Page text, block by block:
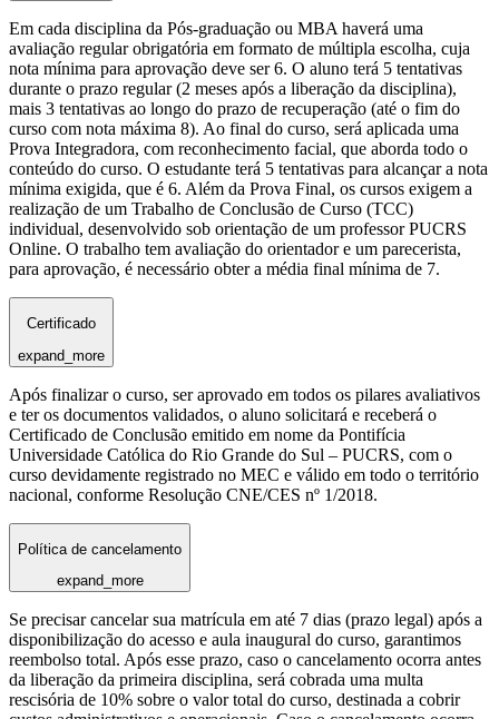
Em cada disciplina da Pós-graduação ou MBA haverá uma
avaliação regular obrigatória em formato de múltipla escolha, cuja
nota mínima para aprovação deve ser 6. O aluno terá 5 tentativas
durante o prazo regular (2 meses após a liberação da disciplina),
mais 3 tentativas ao longo do prazo de recuperação (até o fim do
curso com nota máxima 8). Ao final do curso, será aplicada uma
Prova Integradora, com reconhecimento facial, que aborda todo o
conteúdo do curso. O estudante terá 5 tentativas para alcançar a nota
mínima exigida, que é 6. Além da Prova Final, os cursos exigem a
realização de um Trabalho de Conclusão de Curso (TCC)
individual, desenvolvido sob orientação de um professor PUCRS
Online. O trabalho tem avaliação do orientador e um parecerista,
para aprovação, é necessário obter a média final mínima de 7.
Certificado
expand_more
Após finalizar o curso, ser aprovado em todos os pilares avaliativos
e ter os documentos validados, o aluno solicitará e receberá o
Certificado de Conclusão emitido em nome da Pontifícia
Universidade Católica do Rio Grande do Sul – PUCRS, com o
curso devidamente registrado no MEC e válido em todo o território
nacional, conforme Resolução CNE/CES nº 1/2018.
Política de cancelamento
expand_more
Se precisar cancelar sua matrícula em até 7 dias (prazo legal) após a
disponibilização do acesso e aula inaugural do curso, garantimos
reembolso total. Após esse prazo, caso o cancelamento ocorra antes
da liberação da primeira disciplina, será cobrada uma multa
rescisória de 10% sobre o valor total do curso, destinada a cobrir